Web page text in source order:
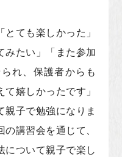
ても楽しかった」
みたい」「また参加
れ、保護者からも
て嬉しかったです」
親子で勉強になりま
講習会を通じて、
について親子で楽し